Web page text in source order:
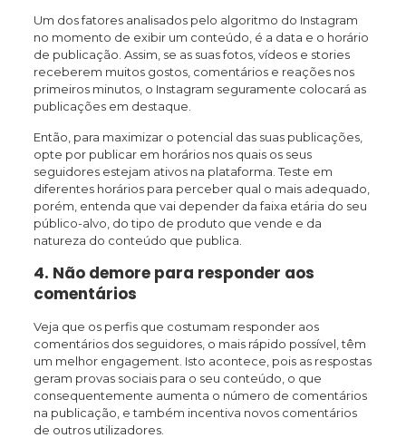
Um dos fatores analisados pelo algoritmo do Instagram
no momento de exibir um conteúdo, é a data e o horário
de publicação. Assim, se as suas fotos, vídeos e stories
receberem muitos gostos, comentários e reações nos
primeiros minutos, o Instagram seguramente colocará as
publicações em destaque.
Então, para maximizar o potencial das suas publicações,
opte por publicar em horários nos quais os seus
seguidores estejam ativos na plataforma. Teste em
diferentes horários para perceber qual o mais adequado,
porém, entenda que vai depender da faixa etária do seu
público-alvo, do tipo de produto que vende e da
natureza do conteúdo que publica.
4. Não demore para responder aos
comentários
Veja que os perfis que costumam responder aos
comentários dos seguidores, o mais rápido possível, têm
um melhor engagement. Isto acontece, pois as respostas
geram provas sociais para o seu conteúdo, o que
consequentemente aumenta o número de comentários
na publicação, e também incentiva novos comentários
de outros utilizadores.